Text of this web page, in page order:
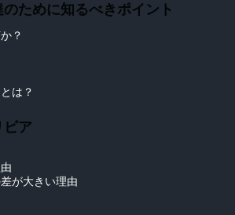
ために知るべきポイント
？
は？
ビア
が大きい理由